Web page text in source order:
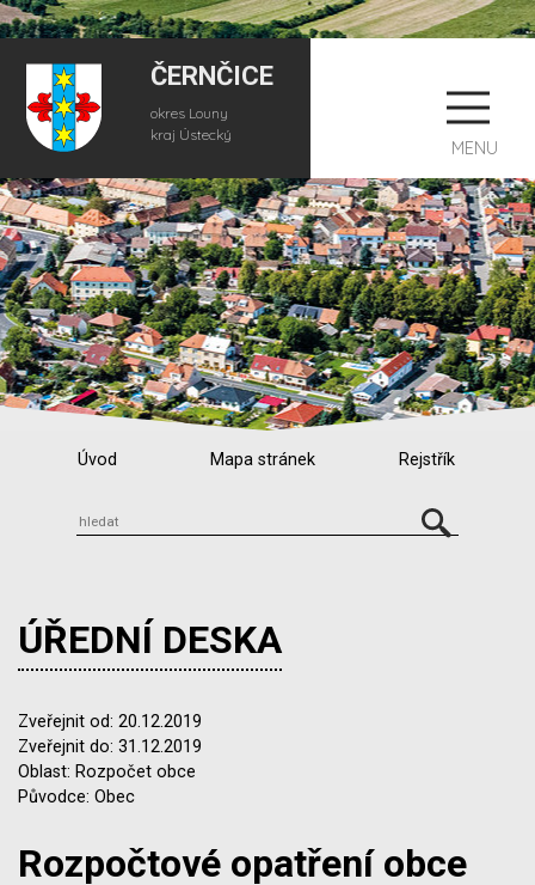
ČERNČICE
okres Louny
kraj Ústecký
MENU
Úvod Mapa stránek Rejstřík
ÚŘEDNÍ DESKA
Zveřejnit od: 20.12.2019
Zveřejnit do: 31.12.2019
Oblast: Rozpočet obce
Původce: Obec
Rozpočtové opatření obce